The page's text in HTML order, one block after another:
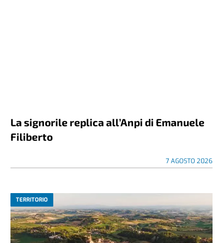
La signorile replica all’Anpi di Emanuele
Filiberto
7 AGOSTO 2026
TERRITORIO